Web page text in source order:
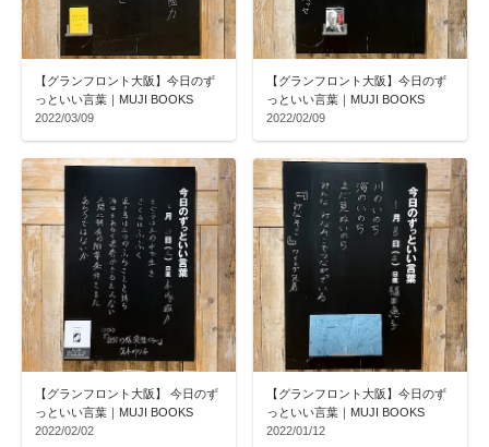
【グランフロント大阪】今日のず
っといい言葉｜MUJI BOOKS
2022/03/09
【グランフロント大阪】今日のず
っといい言葉｜MUJI BOOKS
2022/02/09
【グランフロント大阪】 今日のず
っといい言葉｜MUJI BOOKS
2022/02/02
【グランフロント大阪】今日のず
っといい言葉｜MUJI BOOKS
2022/01/12